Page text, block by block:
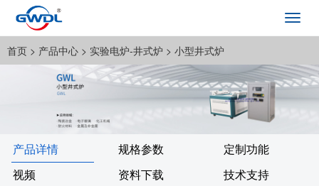
首页 > 产品中心 > 实验电炉-井式炉 > 小型井式炉
产品详情 规格参数
定制功能
视频
资料下载 技术支持